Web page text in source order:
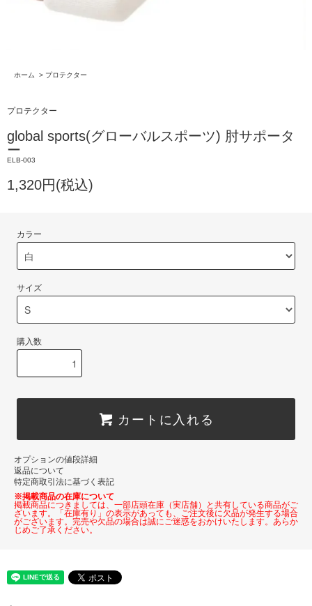
ホーム > プロテクター
プロテクター
global sports(グローバルスポーツ) 肘サポータ
ー
ELB-003
1,320円(税込)
カラー
サイズ
購入数
カートに入れる
オプションの値段詳細
返品について
特定商取引法に基づく表記
※掲載商品の在庫について
掲載商品につきましては、一部店頭在庫（実店舗）と共有している商品がご
ざいます。「在庫有り」の表示があっても、ご注文後に欠品が発生する場合
がございます。完売や欠品の場合は誠にご迷惑をおかけいたします。あらか
じめご了承ください。